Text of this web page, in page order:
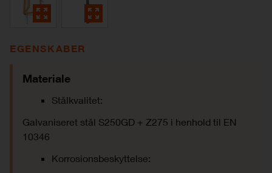
EGENSKABER
Materiale
Stålkvalitet:
Galvaniseret stål S250GD + Z275 i henhold til EN
10346
Korrosionsbeskyttelse: